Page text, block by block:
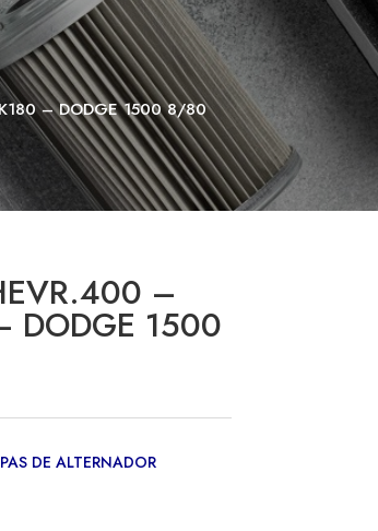
– DODGE 1500 8/80
–
DODGE 1500
DE ALTERNADOR